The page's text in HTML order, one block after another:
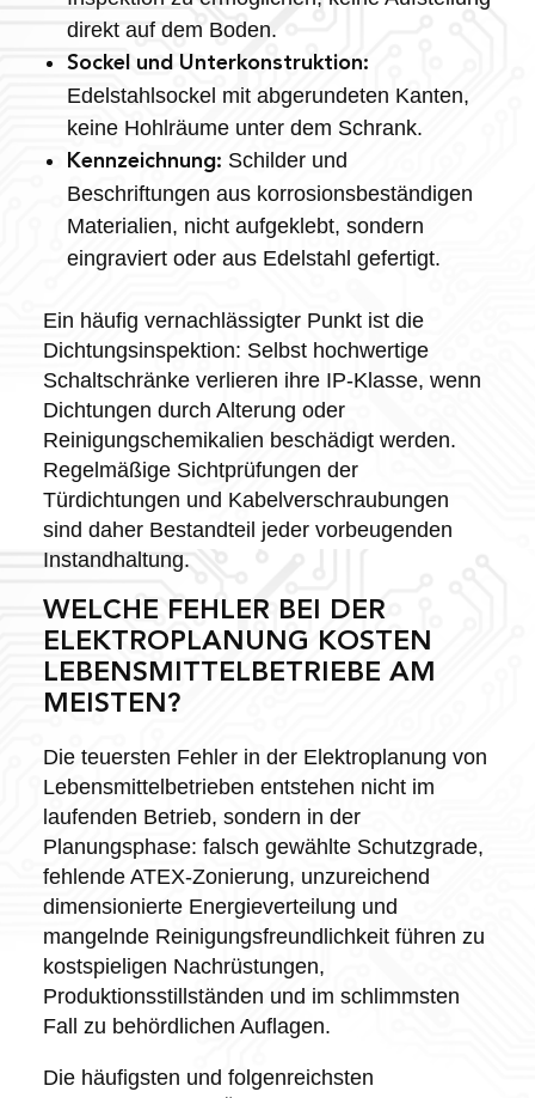
direkt auf dem Boden.
Sockel und Unterkonstruktion:
Edelstahlsockel mit abgerundeten Kanten,
keine Hohlräume unter dem Schrank.
Kennzeichnung: Schilder und
Beschriftungen aus korrosionsbeständigen
Materialien, nicht aufgeklebt, sondern
eingraviert oder aus Edelstahl gefertigt.
Ein häufig vernachlässigter Punkt ist die
Dichtungsinspektion: Selbst hochwertige
Schaltschränke verlieren ihre IP-Klasse, wenn
Dichtungen durch Alterung oder
Reinigungschemikalien beschädigt werden.
Regelmäßige Sichtprüfungen der
Türdichtungen und Kabelverschraubungen
sind daher Bestandteil jeder vorbeugenden
Instandhaltung.
WELCHE FEHLER BEI DER
ELEKTROPLANUNG KOSTEN
LEBENSMITTELBETRIEBE AM
MEISTEN?
Die teuersten Fehler in der Elektroplanung von
Lebensmittelbetrieben entstehen nicht im
laufenden Betrieb, sondern in der
Planungsphase: falsch gewählte Schutzgrade,
fehlende ATEX-Zonierung, unzureichend
dimensionierte Energieverteilung und
mangelnde Reinigungsfreundlichkeit führen zu
kostspieligen Nachrüstungen,
Produktionsstillständen und im schlimmsten
Fall zu behördlichen Auflagen.
Die häufigsten und folgenreichsten